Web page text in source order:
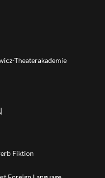
Theaterakademie
Fiktion